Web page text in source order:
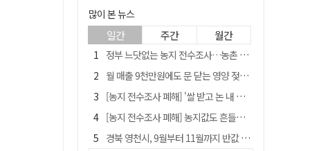
많이 본 뉴스
일간 주간 월간
정부 느닷없는 농지 전수조사…농촌 들쑤시는 '경자유전'의 칼날
월 매출 9천만원에도 문 닫는 영양 젖소농장… "일할 사람이 없어"
[농지 전수조사 폐해] '쌀 받고 논 내 준' 도지농 이제 어쩌나?
[농지 전수조사 폐해] 농지값도 흔들리나…"도지 막히면 헐값 매물 나올 수도"
경북 영천시, 9월부터 11월까지 반값 여행 혜택 제공